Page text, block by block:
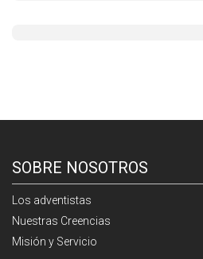
SOBRE NOSOTROS
Los adventistas
Nuestras Creencias
Misión y Servicio